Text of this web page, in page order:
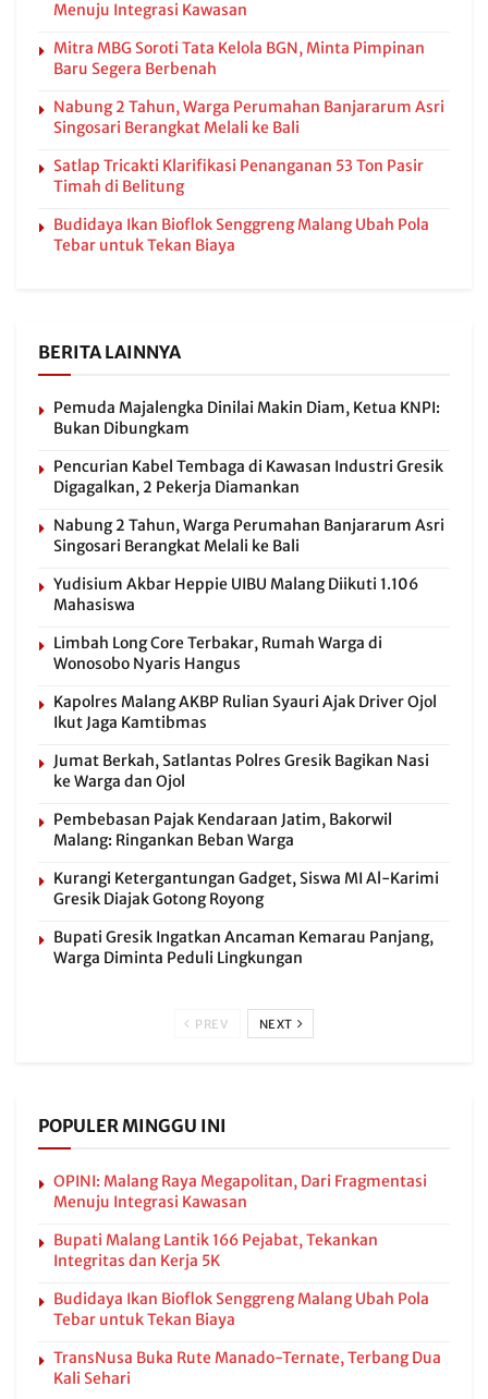
Menuju Integrasi Kawasan
Mitra MBG Soroti Tata Kelola BGN, Minta Pimpinan
Baru Segera Berbenah
Nabung 2 Tahun, Warga Perumahan Banjararum Asri
Singosari Berangkat Melali ke Bali
Satlap Tricakti Klarifikasi Penanganan 53 Ton Pasir
Timah di Belitung
Budidaya Ikan Bioflok Senggreng Malang Ubah Pola
Tebar untuk Tekan Biaya
BERITA LAINNYA
Pemuda Majalengka Dinilai Makin Diam, Ketua KNPI:
Bukan Dibungkam
Pencurian Kabel Tembaga di Kawasan Industri Gresik
Digagalkan, 2 Pekerja Diamankan
Nabung 2 Tahun, Warga Perumahan Banjararum Asri
Singosari Berangkat Melali ke Bali
Yudisium Akbar Heppie UIBU Malang Diikuti 1.106
Mahasiswa
Limbah Long Core Terbakar, Rumah Warga di
Wonosobo Nyaris Hangus
Kapolres Malang AKBP Rulian Syauri Ajak Driver Ojol
Ikut Jaga Kamtibmas
Jumat Berkah, Satlantas Polres Gresik Bagikan Nasi
ke Warga dan Ojol
Pembebasan Pajak Kendaraan Jatim, Bakorwil
Malang: Ringankan Beban Warga
Kurangi Ketergantungan Gadget, Siswa MI Al-Karimi
Gresik Diajak Gotong Royong
Bupati Gresik Ingatkan Ancaman Kemarau Panjang,
Warga Diminta Peduli Lingkungan
PREV NEXT
POPULER MINGGU INI
OPINI: Malang Raya Megapolitan, Dari Fragmentasi
Menuju Integrasi Kawasan
Bupati Malang Lantik 166 Pejabat, Tekankan
Integritas dan Kerja 5K
Budidaya Ikan Bioflok Senggreng Malang Ubah Pola
Tebar untuk Tekan Biaya
TransNusa Buka Rute Manado-Ternate, Terbang Dua
Kali Sehari